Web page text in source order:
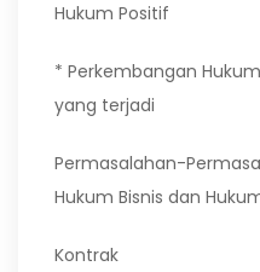
Hukum Positif
* Perkembangan
yang terjadi
Permasalahan-
Hukum Bisnis dan
Kontrak